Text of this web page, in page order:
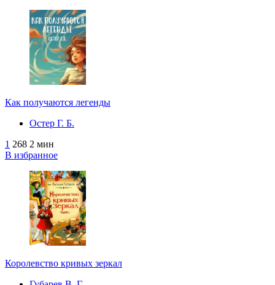
Как получаются легенды
Остер Г. Б.
1 268 2 мин
В избранное
Королевство кривых зеркал